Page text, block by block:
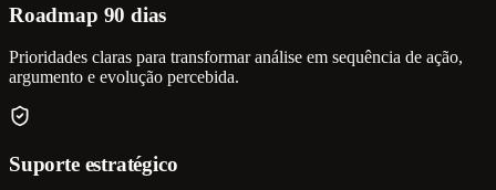
Roadmap 90 dias
Prioridades claras para transformar análise em sequência de ação,
argumento e evolução percebida.
Suporte estratégico